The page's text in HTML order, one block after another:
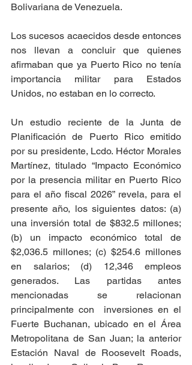
Bolivariana de Venezuela.
Los sucesos acaecidos desde entonces
nos llevan a concluir que quienes
afirmaban que ya Puerto Rico no tenía
importancia militar para Estados
Unidos, no estaban en lo correcto.
Un estudio reciente de la Junta de
Planificación de Puerto Rico emitido
por su presidente, Lcdo. Héctor Morales
Martínez, titulado “Impacto Económico
por la presencia militar en Puerto Rico
para el año fiscal 2026” revela, para el
presente año, los siguientes datos: (a)
una inversión total de $832.5 millones;
(b) un impacto económico total de
$2,036.5 millones; (c) $254.6 millones
en salarios; (d) 12,346 empleos
generados. Las partidas antes
mencionadas se relacionan
principalmente con  inversiones en el
Fuerte Buchanan, ubicado en el Área
Metropolitana de San Juan; la anterior
Estación Naval de Roosevelt Roads,